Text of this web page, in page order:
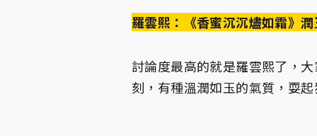
羅雲熙：《香蜜沉沉燼如霜》
討論度最高的就是羅雲熙了，
刻，有種溫潤如玉的氣質，耍